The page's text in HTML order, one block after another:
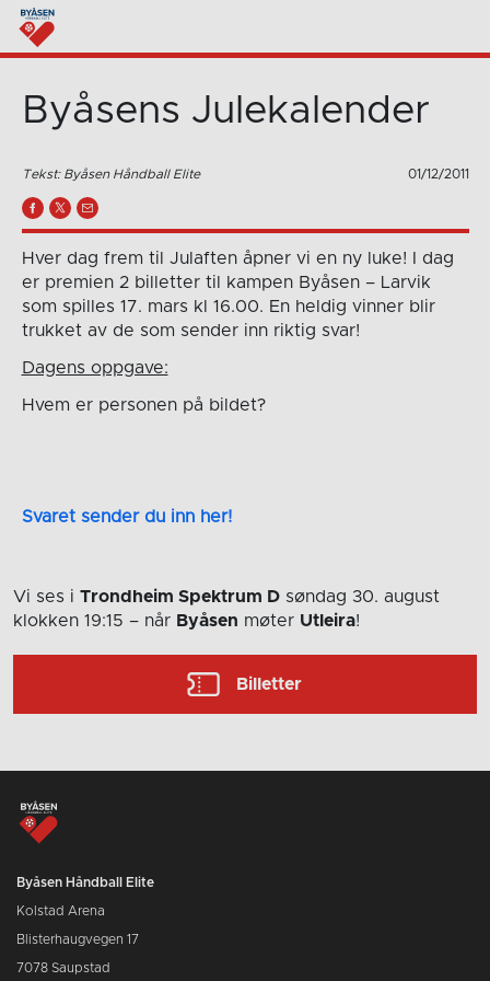
Byåsens Julekalender
Tekst: Byåsen Håndball Elite 01/12/2011
Hver dag frem til Julaften åpner vi en ny luke! I dag
er premien 2 billetter til kampen Byåsen – Larvik
som spilles 17. mars kl 16.00. En heldig vinner blir
trukket av de som sender inn riktig svar!
Dagens oppgave:
Hvem er personen på bildet?
Svaret sender du inn her!
Vi ses i Trondheim Spektrum D søndag 30. august
klokken 19:15 – når Byåsen møter Utleira!
Billetter
Byåsen Håndball Elite
Kolstad Arena
Blisterhaugvegen 17
7078 Saupstad